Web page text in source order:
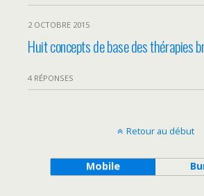
2 OCTOBRE 2015
Huit concepts de base des thérapies
4 RÉPONSES
Retour au début
Mobile